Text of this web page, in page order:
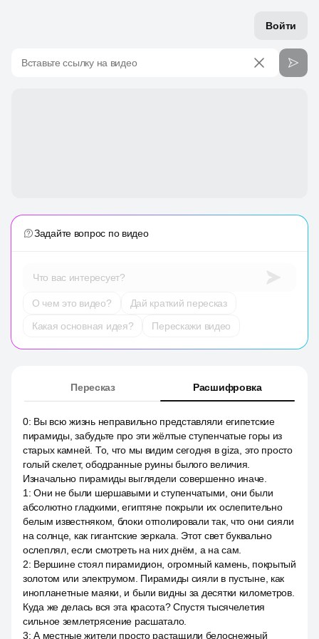
Войти
Вставьте ссылку на видео
Задайте вопрос по видео
Что вас интересует?
О чем это видео?
Дай краткий пересказ
Какая основная идея?
Перескажи видео
Пересказ Расшифровка
0: Вы всю жизнь неправильно представляли египетские
пирамиды, забудьте про эти жёлтые ступенчатые горы из
старых камней. То, что мы видим сегодня в giza, это просто
голый скелет, ободранные руины былого величия.
Изначально пирамиды выглядели совершенно иначе.
1 :Они не были шершавыми и ступенчатыми, они были
абсолютно гладкими, египтяне покрыли их ослепительно
белым известняком, блоки отполировали так, что они сияли
на солнце, как гигантские зеркала. Этот свет буквально
ослеплял, если смотреть на них днём, а на сам.
2: Вершине стоял пирамидион, огромный камень, покрытый
золотом или электрумом. Пирамиды сияли в пустыне, как
инопланетные маяки, и были видны за десятки километров.
Куда же делась вся эта красота? Спустя тысячелетия
сильное землетрясение расшатало.
3:А местные жители просто растащили белоснежный